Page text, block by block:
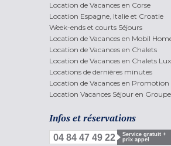
Location de Vacances en Corse
Location Espagne, Italie et Croatie
Week-ends et courts Séjours
Location de Vacances en Mobil
Location de Vacances en Chalets
Location de Vacances en Chalets
Locations de dernières minutes
Location de Vacances en Promotion
Location Vacances Séjour en Groupe
Infos et réservations
04 84 47 49 22
Service gratuit +
prix appel